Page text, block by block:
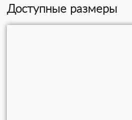
Доступные размеры